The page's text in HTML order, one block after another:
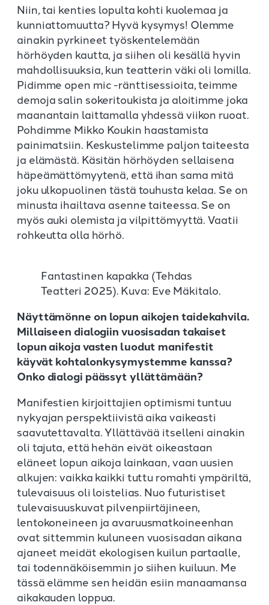
Niin, tai kenties lopulta kohti kuolemaa ja
kunniattomuutta? Hyvä kysymys! Olemme
ainakin pyrkineet työskentelemään
hörhöyden kautta, ja siihen oli kesällä hyvin
mahdollisuuksia, kun teatterin väki oli lomilla.
Pidimme open mic -ränttisessioita, teimme
demoja salin sokeritoukista ja aloitimme joka
maanantain laittamalla yhdessä viikon ruoat.
Pohdimme Mikko Koukin haastamista
painimatsiin. Keskustelimme paljon taiteesta
ja elämästä. Käsitän hörhöyden sellaisena
häpeämättömyytenä, että ihan sama mitä
joku ulkopuolinen tästä touhusta kelaa. Se on
minusta ihailtava asenne taiteessa. Se on
myös auki olemista ja vilpittömyyttä. Vaatii
rohkeutta olla hörhö.
Fantastinen kapakka (Tehdas
Teatteri 2025). Kuva: Eve Mäkitalo.
Näyttämönne on lopun aikojen taidekahvila.
Millaiseen dialogiin vuosisadan takaiset
lopun aikoja vasten luodut manifestit
käyvät kohtalonkysymystemme kanssa?
Onko dialogi päässyt yllättämään?
Manifestien kirjoittajien optimismi tuntuu
nykyajan perspektiivistä aika vaikeasti
saavutettavalta. Yllättävää itselleni ainakin
oli tajuta, että hehän eivät oikeastaan
eläneet lopun aikoja lainkaan, vaan uusien
alkujen: vaikka kaikki tuttu romahti ympäriltä,
tulevaisuus oli loistelias. Nuo futuristiset
tulevaisuuskuvat pilvenpiirtäjineen,
lentokoneineen ja avaruusmatkoineenhan
ovat sittemmin kuluneen vuosisadan aikana
ajaneet meidät ekologisen kuilun partaalle,
tai todennäköisemmin jo siihen kuiluun. Me
tässä elämme sen heidän esiin manaamansa
aikakauden loppua.